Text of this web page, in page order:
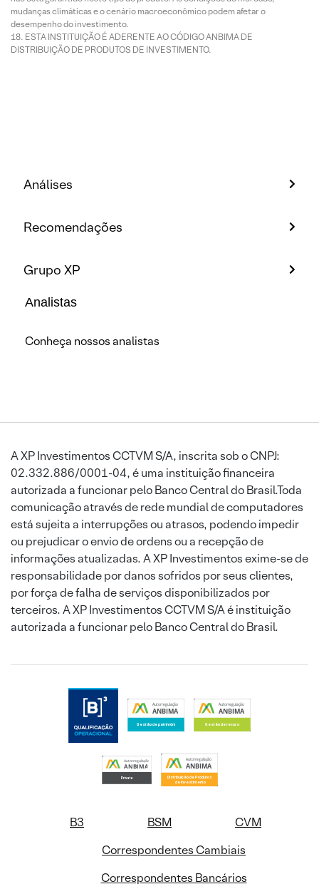
mudanças climáticas e o cenário macroeconômico podem afetar o
desempenho do investimento.
ESTA INSTITUIÇÃO É ADERENTE AO CÓDIGO ANBIMA DE
DISTRIBUIÇÃO DE PRODUTOS DE INVESTIMENTO.
Análises
Recomendações
Grupo XP
Analistas
Conheça nossos analistas
A XP Investimentos CCTVM S/A, inscrita sob o CNPJ:
02.332.886/0001-04, é uma instituição financeira
autorizada a funcionar pelo Banco Central do Brasil.Toda
comunicação através de rede mundial de computadores
está sujeita a interrupções ou atrasos, podendo impedir
ou prejudicar o envio de ordens ou a recepção de
informações atualizadas. A XP Investimentos exime-se de
responsabilidade por danos sofridos por seus clientes,
por força de falha de serviços disponibilizados por
terceiros. A XP Investimentos CCTVM S/A é instituição
autorizada a funcionar pelo Banco Central do Brasil.
B3 BSM
CVM
Correspondentes Cambiais
Correspondentes Bancários